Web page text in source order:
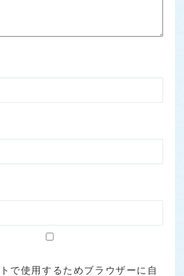
で使用するためブラウザーに自